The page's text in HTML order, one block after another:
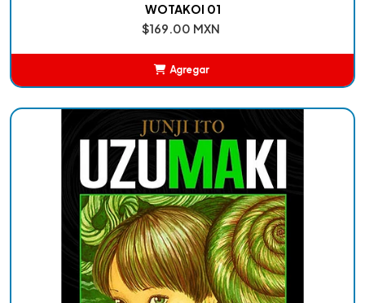
WOTAKOI 01
$169.00 MXN
Agregar